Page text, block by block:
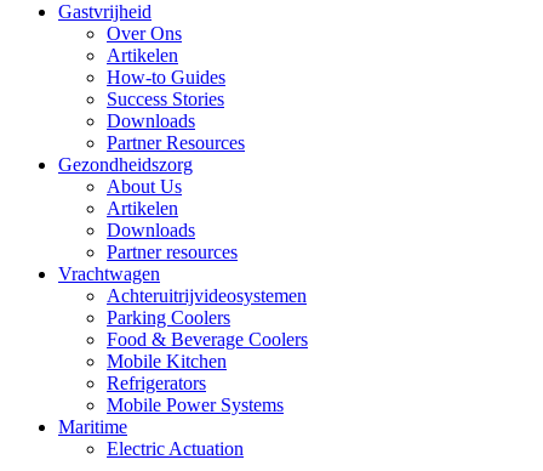
Gastvrijheid
Over Ons
Artikelen
How-to Guides
Success Stories
Downloads
Partner Resources
Gezondheidszorg
About Us
Artikelen
Downloads
Partner resources
Vrachtwagen
Achteruitrijvideosystemen
Parking Coolers
Food & Beverage Coolers
Mobile Kitchen
Refrigerators
Mobile Power Systems
Maritime
Electric Actuation